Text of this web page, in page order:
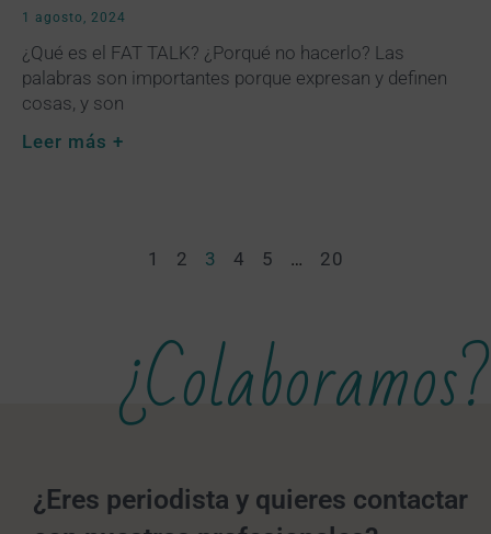
1 agosto, 2024
¿Qué es el FAT TALK? ¿Porqué no hacerlo? Las
palabras son importantes porque expresan y definen
cosas, y son
Leer más +
1 2 3 4 5 … 20
¿Colaboramos?
¿Eres periodista y quieres contactar